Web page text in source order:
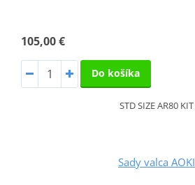
105,00 €
Do košíka
STD SIZE AR80 KIT
Sady valca AOKI